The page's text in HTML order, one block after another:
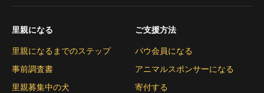
里親になる
里親になるまでのステップ
事前調査書
里親募集中の犬
ご支援方法
パウ会員になる
アニマルスポンサーになる
寄付する